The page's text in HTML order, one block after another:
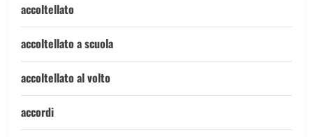
accoltellato
accoltellato a scuola
accoltellato al volto
accordi